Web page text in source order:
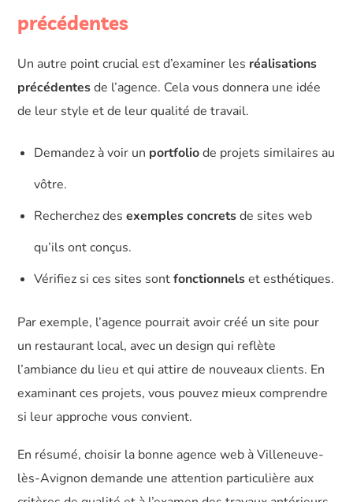
précédentes
Un autre point crucial est d’examiner les réalisations
précédentesde l’agence. Cela vous donnera une idée
de leur style et de leur qualité de travail.
Demandez à voir un portfoliode projets similaires au
vôtre.
Recherchez desexemples concretsde sites web
qu’ils ont conçus.
Vérifiez si ces sites sontfonctionnelset esthétiques.
Par exemple, l’agence pourrait avoir créé un site pour
un restaurant local, avec un design qui reflète
l’ambiance du lieu et qui attire de nouveaux clients. En
examinant ces projets, vous pouvez mieux comprendre
si leur approche vous convient.
En résumé, choisir la bonne agence web à Villeneuve-
lès-Avignon demande une attention particulière aux